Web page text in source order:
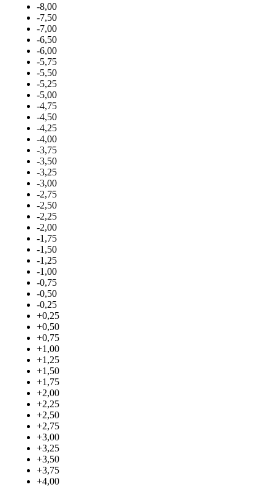
-8,00
-7,50
-7,00
-6,50
-6,00
-5,75
-5,50
-5,25
-5,00
-4,75
-4,50
-4,25
-4,00
-3,75
-3,50
-3,25
-3,00
-2,75
-2,50
-2,25
-2,00
-1,75
-1,50
-1,25
-1,00
-0,75
-0,50
-0,25
+0,25
+0,50
+0,75
+1,00
+1,25
+1,50
+1,75
+2,00
+2,25
+2,50
+2,75
+3,00
+3,25
+3,50
+3,75
+4,00